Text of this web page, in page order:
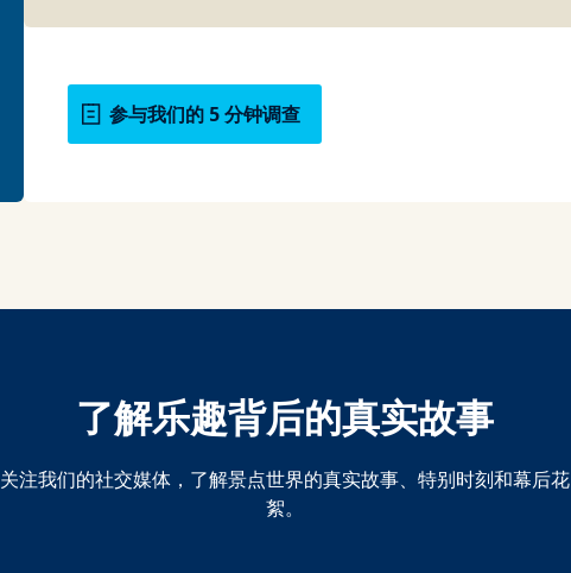
参与我们的 5 分钟调查
了解乐趣背后的真实故事
关注我们的社交媒体，了解景点世界的真实故事、特别时刻和幕后花
絮。